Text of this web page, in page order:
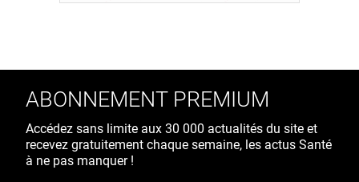
ABONNEMENT PREMIUM
Accédez sans limite aux 30 000 actualités du site et
recevez gratuitement chaque semaine, les actus Santé
à ne pas manquer !